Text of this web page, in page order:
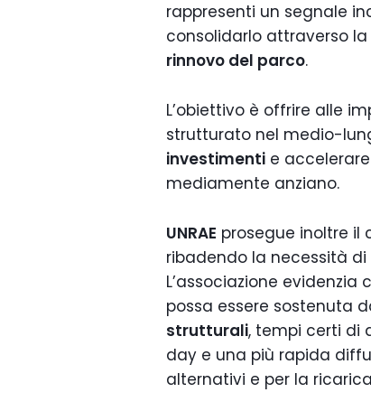
rappresenti un segnale
consolidarlo attraverso
rinnovo del parco.
L’obiettivo è offrire alle
strutturato nel medio-
investimenti e
mediamente anziano.
UNRAE prosegue inoltre il
ribadendo la necessità
L’associazione evidenzia
possa essere sostenuta
strutturali, tempi certi di
day e una più rapida
alternativi e per la